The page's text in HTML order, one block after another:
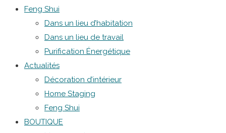
Feng Shui
Dans un lieu d’habitation
Dans un lieu de travail
Purification Énergétique
Actualités
Décoration d’intérieur
Home Staging
Feng Shui
BOUTIQUE